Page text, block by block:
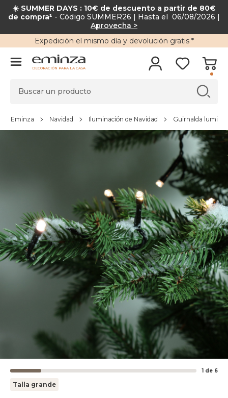
☀️ SUMMER DAYS : 10€ de descuento a partir de 80€
de compra¹ - Código SUMMER26 | Hasta el 06/08/2026 |
Aprovecha >
Expedición el mismo día y devolución gratis*
DECORACIÓN PARA LA CASA
Eminza Navidad Iluminación de Navidad Guirnalda
1 de 6
Talla grande